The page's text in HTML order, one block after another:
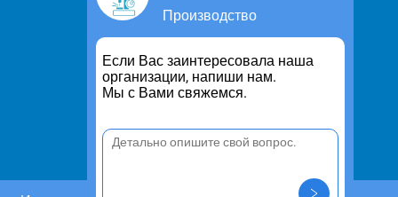
Производство
Если Вас заинтересовала наша
организации, напиши нам.
Мы с Вами свяжемся.
Предложить свою услугу
Дропшиппинг
Транспортные услуги
Информация
Политика конфиденциальности